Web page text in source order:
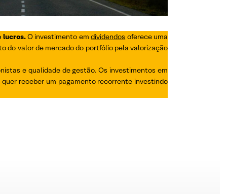
lucros.O investimento emdividendos oferece uma
do valor de mercado do portfólio pela valorização
e qualidade de gestão. Os investimentos em
receber um pagamento recorrente investindo